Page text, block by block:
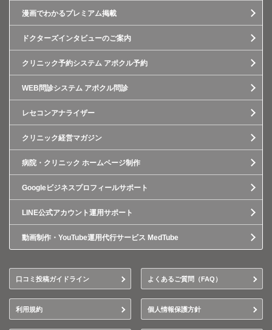
漫画でわかるプレミアム掲載
ドクターズインタビューのご案内
クリニック予約システム アポクル予約
WEB問診システム アポクル問診
レセコンアナライザー
クリニック経営マガジン
病院・クリニック ホームページ制作
Googleビジネスプロフィールサポート
LINE公式アカウント運用サポート
動画制作・YouTube運用代行サービス MedTube
口コミ投稿ガイドライン よくあるご質問（FAQ）
利用規約 個人情報保護方針